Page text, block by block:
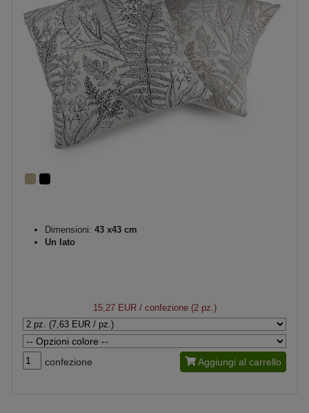
Dimensioni: 43 x43 cm
Un lato
15,27 EUR/ confezione (2 pz.)
confezione Aggiungi al carrello